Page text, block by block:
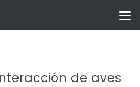
de aves